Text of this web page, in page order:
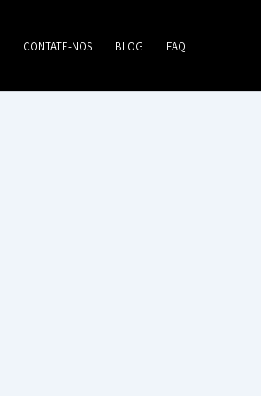
CONTATE-NOS BLOG FAQ